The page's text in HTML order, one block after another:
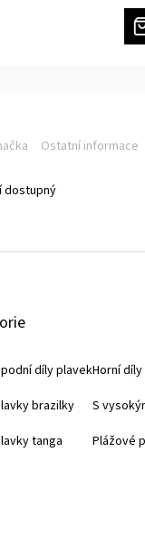
Ostatní informace
dostupný
díly plavek
brazilky
tanga
Horní
S
Plážové